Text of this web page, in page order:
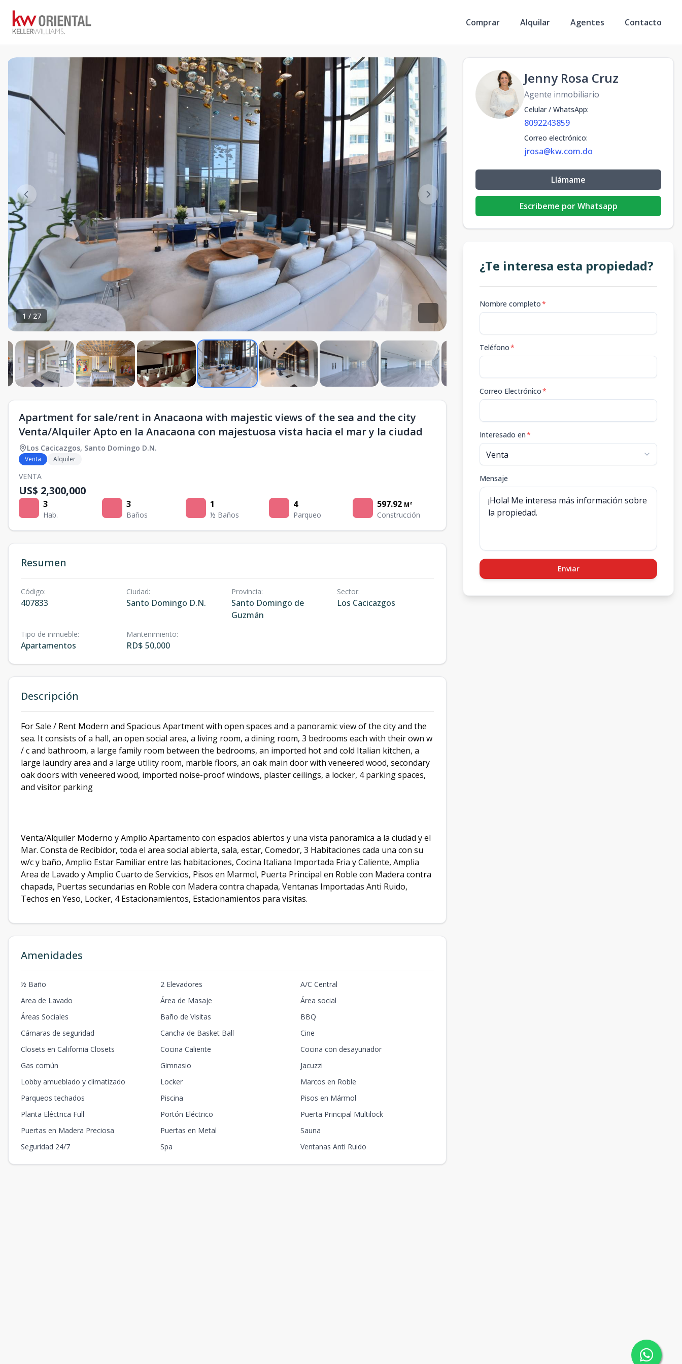
Comprar Alquilar Agentes Contacto
1 / 27
Apartment for sale/rent in Anacaona with majestic views of the sea and the city
Venta/Alquiler Apto en la Anacaona con majestuosa vista hacia el mar y la ciudad
Los Cacicazgos, Santo Domingo D.N.
Venta Alquiler
VENTA
US$ 2,300,000
3
Hab.
3
Baños
1
½ Baños
4
Parqueo
597.92 M²
Construcción
Resumen
Código:
407833
Ciudad:
Santo Domingo D.N.
Provincia:
Santo Domingo de
Guzmán
Sector:
Los Cacicazgos
Tipo de inmueble:
Apartamentos
Mantenimiento:
RD$ 50,000
Descripción
For Sale / Rent Modern and Spacious Apartment with open spaces and a panoramic view of the city and the
sea. It consists of a hall, an open social area, a living room, a dining room, 3 bedrooms each with their own w
/ c and bathroom, a large family room between the bedrooms, an imported hot and cold Italian kitchen, a
large laundry area and a large utility room, marble floors, an oak main door with veneered wood, secondary
oak doors with veneered wood, imported noise-proof windows, plaster ceilings, a locker, 4 parking spaces,
and visitor parking
Venta/Alquiler Moderno y Amplio Apartamento con espacios abiertos y una vista panoramica a la ciudad y el
Mar. Consta de Recibidor, toda el area social abierta, sala, estar, Comedor, 3 Habitaciones cada una con su
w/c y baño, Amplio Estar Familiar entre las habitaciones, Cocina Italiana Importada Fria y Caliente, Amplia
Area de Lavado y Amplio Cuarto de Servicios, Pisos en Marmol, Puerta Principal en Roble con Madera contra
chapada, Puertas secundarias en Roble con Madera contra chapada, Ventanas Importadas Anti Ruido,
Techos en Yeso, Locker, 4 Estacionamientos, Estacionamientos para visitas.
Amenidades
½ Baño 2 Elevadores
A/C Central
Area de Lavado
Área de Masaje
Área social
Áreas Sociales
Baño de Visitas
BBQ
Cámaras de seguridad
Cancha de Basket Ball
Cine
Closets en California Closets
Cocina Caliente
Cocina con desayunador
Gas común
Gimnasio
Jacuzzi
Lobby amueblado y climatizado
Locker
Marcos en Roble
Parqueos techados
Piscina
Pisos en Mármol
Planta Eléctrica Full
Portón Eléctrico
Puerta Principal Multilock
Puertas en Madera Preciosa
Puertas en Metal
Sauna
Seguridad 24/7
Spa Ventanas Anti Ruido
Jenny Rosa Cruz
Agente inmobiliario
Celular / WhatsApp:
8092243859
Correo electrónico:
jrosa@kw.com.do
Llámame
Escribeme por Whatsapp
¿Te interesa esta propiedad?
Nombre completo*
Teléfono*
Correo Electrónico*
Interesado en*
Mensaje
Enviar